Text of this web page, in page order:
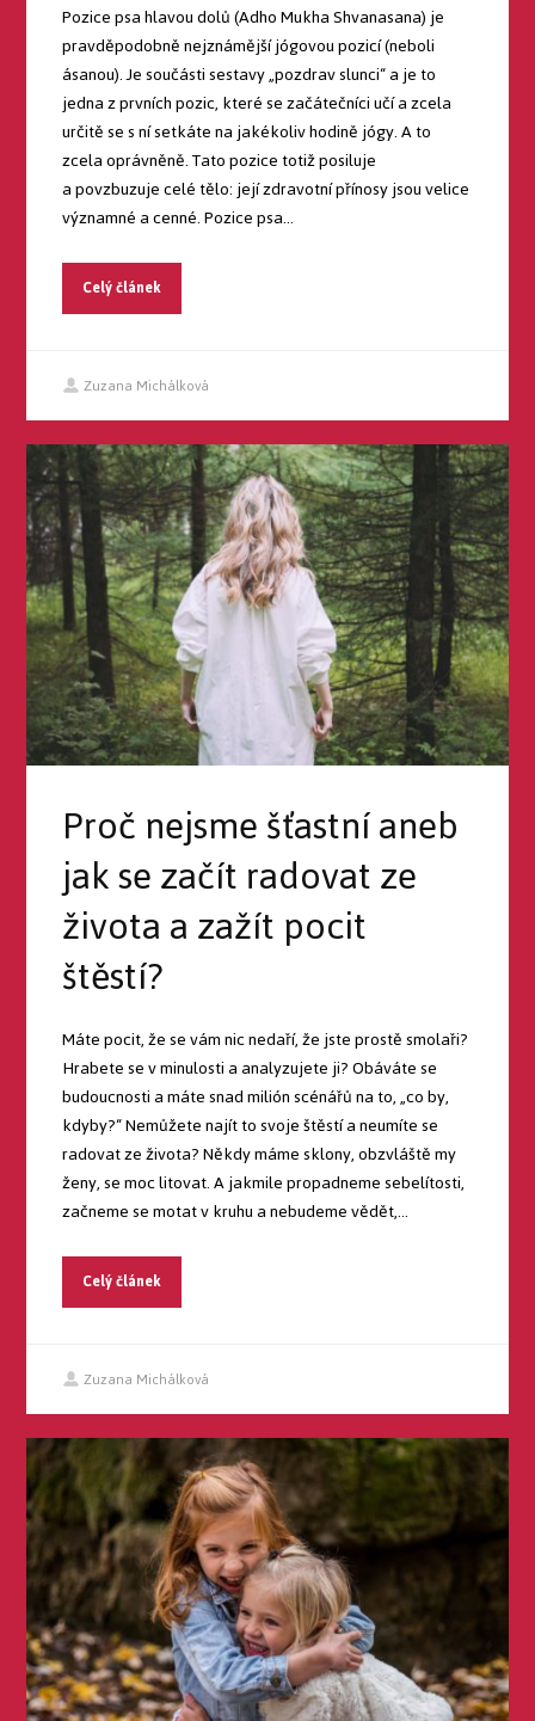
Pozice psa hlavou dolů (Adho Mukha Shvanasana) je
pravděpodobně nejznámější jógovou pozicí (neboli
ásanou). Je součásti sestavy „pozdrav slunci“ a je to
jedna z prvních pozic, které se začátečníci učí a zcela
určitě se s ní setkáte na jakékoliv hodině jógy. A to
zcela oprávněně. Tato pozice totiž posiluje
a povzbuzuje celé tělo: její zdravotní přínosy jsou velice
významné a cenné. Pozice psa...
Celý článek
Zuzana Michálková
Proč nejsme šťastní aneb
jak se začít radovat ze
života a zažít pocit
štěstí?
Máte pocit, že se vám nic nedaří, že jste prostě smolaři?
Hrabete se v minulosti a analyzujete ji? Obáváte se
budoucnosti a máte snad milión scénářů na to, „co by,
kdyby?“ Nemůžete najít to svoje štěstí a neumíte se
radovat ze života? Někdy máme sklony, obzvláště my
ženy, se moc litovat. A jakmile propadneme sebelítosti,
začneme se motat v kruhu a nebudeme vědět,...
Celý článek
Zuzana Michálková